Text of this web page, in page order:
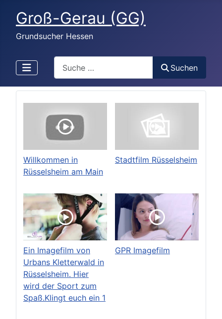
Groß-Gerau (GG)
Grundsucher Hessen
Suchen
Willkommen in
Rüsselsheim am Main
Stadtfilm Rüsselsheim
Ein Imagefilm von
Urbans Kletterwald in
Rüsselsheim. Hier
wird der Sport zum
Spaß.Klingt euch ein 1
GPR Imagefilm